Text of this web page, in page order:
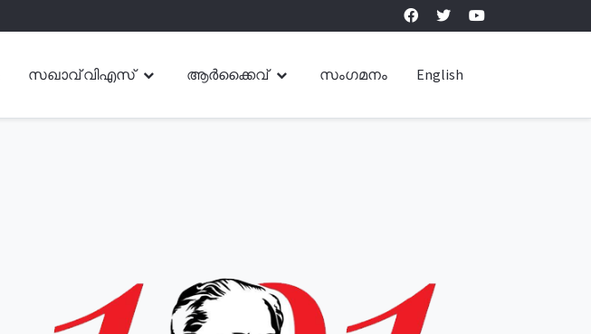
സഖാവ് വിഎസ് ആർക്കൈവ് സംഗമനം English